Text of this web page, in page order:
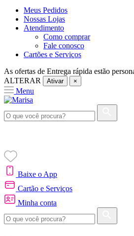
Meus Pedidos
Nossas Lojas
Atendimento
Como comprar
Fale conosco
Cartões e Serviços
As ofertas de Entrega rápida estão
ALTERAR
Ativar ×
Menu
Baixe o App
Cartão e Serviços
Minha conta